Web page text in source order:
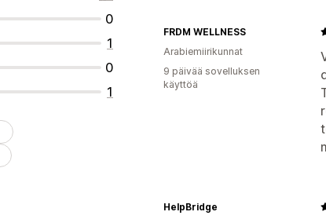
0
1
0
1
FRDM WELLNESS
Arabiemiirikunnat
9 päivää sovelluksen
käyttöä
HelpBridge